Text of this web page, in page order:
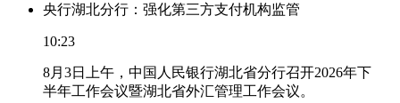
央行湖北分行：强化第三方支付机构监管
10:23
8月3日上午，中国人民银行湖北省分行召开2026年下
半年工作会议暨湖北省外汇管理工作会议。